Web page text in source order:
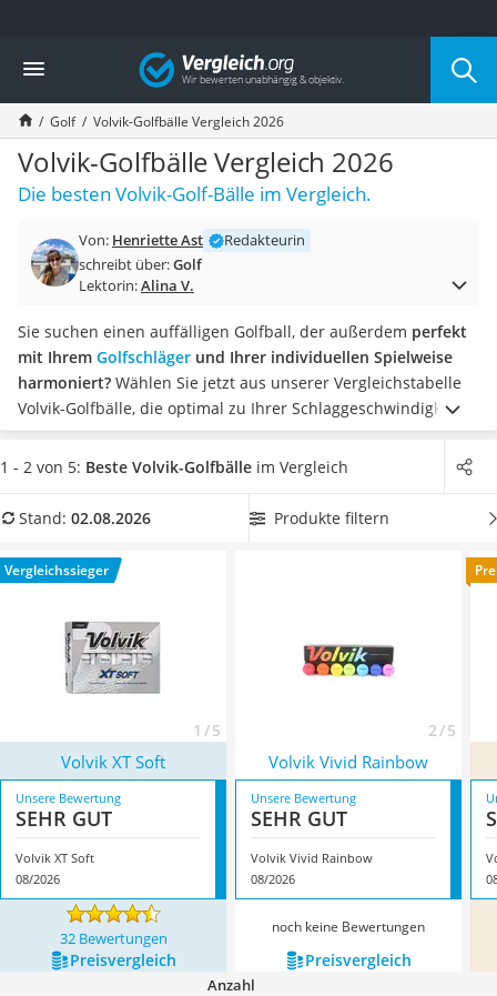
Die beliebtesten Vergleiche nach Kategorie
Freizeit & Sport
Gartentrampolin
Trampolin
Metalldetektor
Eufab-Fahrradträger
Trampolin 366 cm
Aluminium-Koffer
Futterboot
E-Bike-Dreirad
Trekkingschuhe Herren
Reisetasche mit Rollen
Klimmzugstation
Koffer
Nachtsichtgerät
Handgepäck-Koffer
Wanderschuhe Herren
Sicherheitsweste Reiten
Vergleich
Golf Volvik-Golfbälle Vergleich 2026
Volvik-Golfbälle Vergleich 2026
Die besten Volvik-Golf-Bälle im Vergleich.
Von: Henriette Ast
Redakteurin
schreibt über:Golf
Lektorin:Alina V.
Sie suchen einen auffälligen Golfball, der außerdem perfekt
mit Ihrem Golfschläger und Ihrer individuellen Spielweise
harmoniert? Wählen Sie jetzt aus unserer Vergleichstabelle
Volvik-Golfbälle, die optimal zu Ihrer Schlaggeschwindigkeit
passen, um eine maximale Schlaglänge zu erzielen. Stimmen
Sie außerdem sowohl den Treffmoment als auch den
Internet empfehlen. Damit finden Sie denbesten Golfball für
das ModellVolvik XT Soft
1 - 2 von 5: Beste Volvik-Golfbälle im Vergleich
Stand: 02.08.2026 Produkte filtern
Vergleichssieger
1 / 5 2 / 5
Volvik XT Soft Volvik Vivid Rainbow
Unsere Bewertung
SEHR GUT
Volvik XT Soft
08/2026
Unsere Bewertung
SEHR GUT
Volvik Vivid Rainbow
08/2026
32 Bewertungen
noch keine Bewertungen
Preis­vergleich Preis­vergleich
Anzahl